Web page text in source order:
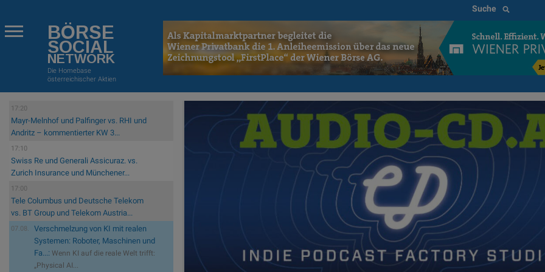
Suche
BÖRSE
SOCIAL
NETWORK
Die Homebase
österreichischer Aktien
17:20
Mayr-Melnhof und Palfinger vs. RHI und
Andritz – kommentierter KW 3...
17:10
Swiss Re und Generali Assicuraz. vs.
Zurich Insurance und Münchener...
17:00
Tele Columbus und Deutsche Telekom
vs. BT Group und Telekom Austria...
07.08.
Verschmelzung von KI mit realen
Systemen: Roboter, Maschinen und
Fa...: Wenn KI auf die reale Welt trifft:
„Physical AI...